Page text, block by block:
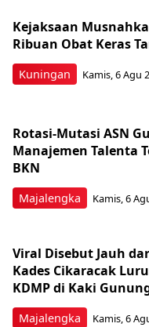
Kuningan
Kejaksaan
Ribuan Obat Keras
Kamis, 6 Agu
Majalengka
Rotasi-Mutasi ASN
Manajemen Talenta
BKN
Kamis, 6
Majalengka
Viral Disebut Jauh
Kades Cikaracak
KDMP di Kaki
Kamis, 6